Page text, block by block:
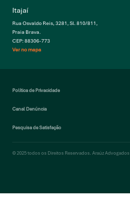
Itajaí
Rua Osvaldo Reis, 3281, Sl. 810/811,
Praia Brava.
CEP: 88306-773
Ver no mapa
Política de Privacidade
Canal Denúncia
Pesquisa de Satisfação
© 2025 todos os Direitos Reservados. Araúz Advogados